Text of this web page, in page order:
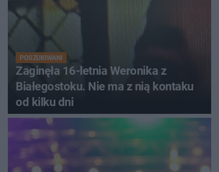
POSZUKIWANI
Zaginęła 16-letnia Weronika z
Białegostoku. Nie ma z nią kontaku
od kilku dni